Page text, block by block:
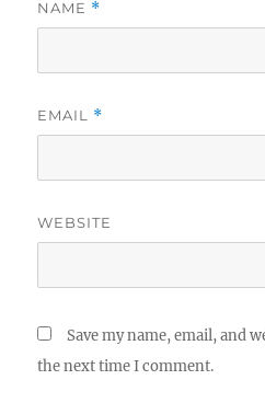
NAME *
EMAIL *
WEBSITE
Save my name, email, and
the next time I comment.